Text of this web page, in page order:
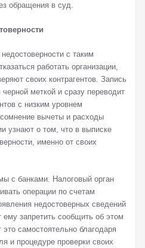
обращения в суд.
с таким
работать организации,
своих контрагентов. Запись
меткой и сразу переводит
с низким уровнем
вычеты и расходы
узнают о том, что в выписке
именно от своих
с банками. Налоговый орган
операции по счетам
недостоверных сведений
запретить сообщить об этом
самостоятельно благодаря
и процедуре проверки своих